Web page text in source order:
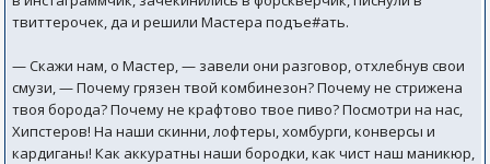
твиттерочек, да и решили Мастера подъе#ать.
— Скажи нам, о Мастер, — завели они разговор, отхлебнув свои
смузи, — Почему грязен твой комбинезон? Почему не стрижена
твоя борода? Почему не крафтово твое пиво? Посмотри на нас,
Хипстеров! На наши скинни, лофтеры, хомбурги, конверсы и
кардиганы! Как аккуратны наши бородки, как чист наш маникюр,